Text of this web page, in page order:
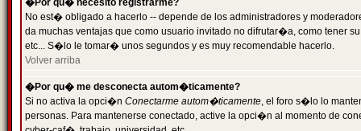
�Por qu� necesito registrarme?
No est� obligado a hacerlo -- depende de los administradores y
da muchas ventajas que como usuario invitado no difrutar�a, como tener
etc... S�lo le tomar� unos segundos y es muy recomendable hacerlo.
Volver arriba
�Por qu� me desconecta autom�ticamente?
Si no activa la opci�n Conectarme autom�ticamente, el foro s�lo lo
personas. Para mantenerse conectado, active la opci�n al momento de